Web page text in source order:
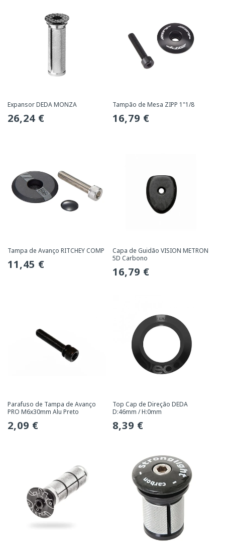
Expansor DEDA MONZA
Preço
26,24 €
Tampão de Mesa ZIPP 1"1/8
Preço
16,79 €
Tampa de Avanço RITCHEY COMP
Preço
11,45 €
Capa de Guidão VISION METRON
5D Carbono
Preço
16,79 €
Parafuso de Tampa de Avanço
PRO M6x30mm Alu Preto
Preço
2,09 €
Top Cap de Direção DEDA
D:46mm / H:0mm
Preço
8,39 €